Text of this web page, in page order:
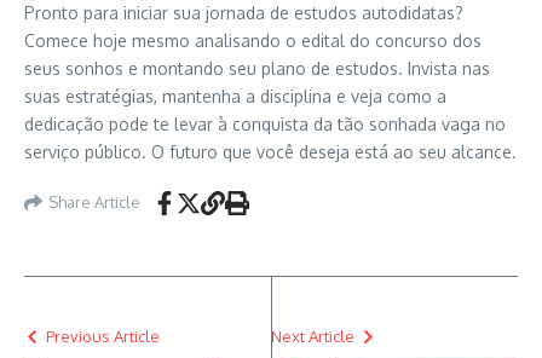
Pronto para iniciar sua jornada de estudos autodidatas?
Comece hoje mesmo analisando o edital do concurso dos
seus sonhos e montando seu plano de estudos. Invista nas
suas estratégias, mantenha a disciplina e veja como a
dedicação pode te levar à conquista da tão sonhada vaga no
serviço público. O futuro que você deseja está ao seu alcance.
Share Article
Previous Article Next Article